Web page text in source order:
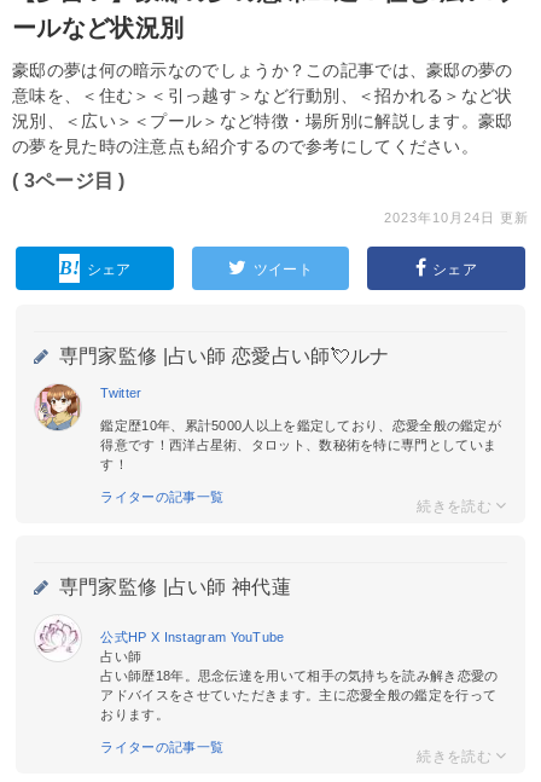
ールなど状況別
豪邸の夢は何の暗示なのでしょうか？この記事では、豪邸の夢の
意味を、＜住む＞＜引っ越す＞など行動別、＜招かれる＞など状
況別、＜広い＞＜プール＞など特徴・場所別に解説します。豪邸
の夢を見た時の注意点も紹介するので参考にしてください。
( 3ページ目 )
2023年10月24日 更新
シェア ツイート シェア
専門家監修 | 占い師 恋愛占い師💘ルナ
Twitter
鑑定歴10年、累計5000人以上を鑑定しており、恋愛全般の鑑定が
得意です！西洋占星術、タロット、数秘術を特に専門としていま
す！
ライターの記事一覧
専門家監修 | 占い師 神代蓮
公式HP X Instagram YouTube
占い師
占い師歴18年。思念伝達を用いて相手の気持ちを読み解き恋愛の
アドバイスをさせていただきます。主に恋愛全般の鑑定を行って
おります。
ライターの記事一覧